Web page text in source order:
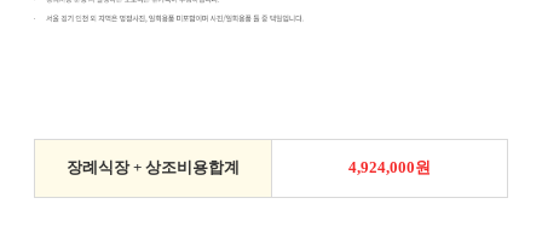
장례식장 + 상조비용합계 4,924,000원